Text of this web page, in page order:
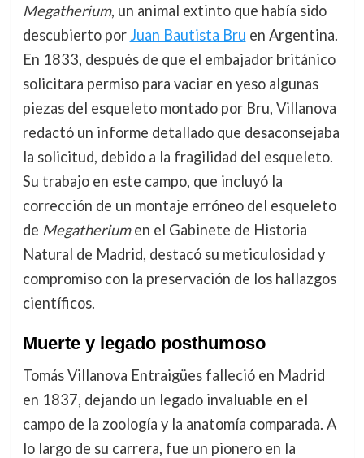
Megatherium, un animal extinto que había sido
descubierto por Juan Bautista Bru en Argentina.
En 1833, después de que el embajador británico
solicitara permiso para vaciar en yeso algunas
piezas del esqueleto montado por Bru, Villanova
redactó un informe detallado que desaconsejaba
la solicitud, debido a la fragilidad del esqueleto.
Su trabajo en este campo, que incluyó la
corrección de un montaje erróneo del esqueleto
de Megatheriumen el Gabinete de Historia
Natural de Madrid, destacó su meticulosidad y
compromiso con la preservación de los hallazgos
científicos.
Muerte y legado posthumoso
Tomás Villanova Entraigües falleció en Madrid
en 1837, dejando un legado invaluable en el
campo de la zoología y la anatomía comparada. A
lo largo de su carrera, fue un pionero en la